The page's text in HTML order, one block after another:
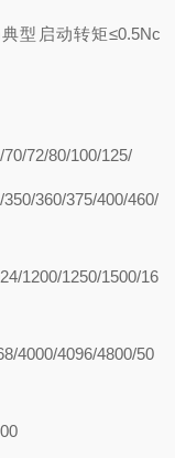
型启动转矩≤0.5Nc
72/80/100/125/
360/375/400/460/
1200/1250/1500/16
4000/4096/4800/50